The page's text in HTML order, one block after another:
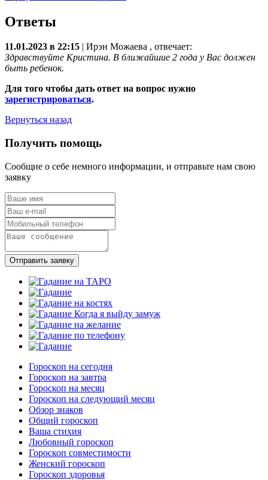
Ответы
11.01.2023 в 22:15 Ирэн Можаева , отвечает:
Здравствуйте Кристина. В ближайшие 2 года у Вас должен
быть ребенок.
Для того чтобы дать ответ на вопрос нужно
зарегистрироваться.
Вернуться назад
Получить помощь
Сообщие о себе немного информации, и отправьте нам свою
заявку
Отправить заявку
Гороскоп на сегодня
Гороскоп на завтра
Гороскоп на месяц
Гороскоп на следующий месяц
Обзор знаков
Общий гороскоп
Ваша стихия
Любовный гороскоп
Гороскоп совместимости
Женский гороскоп
Гороскоп здоровья